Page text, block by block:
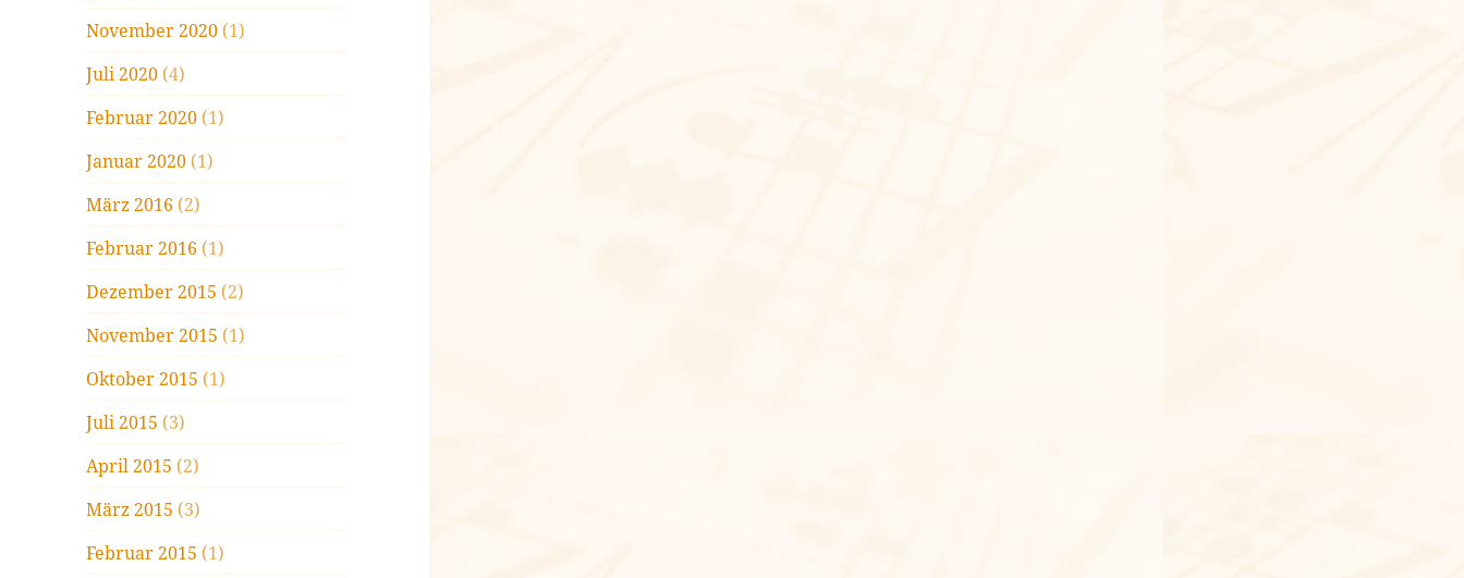
November 2020 (1)
Juli 2020 (4)
Februar 2020 (1)
Januar 2020 (1)
März 2016 (2)
Februar 2016 (1)
Dezember 2015 (2)
November 2015 (1)
Oktober 2015 (1)
Juli 2015 (3)
April 2015 (2)
März 2015 (3)
Februar 2015 (1)